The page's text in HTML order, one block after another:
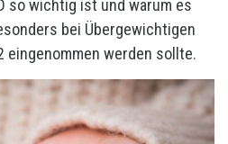
so wichtig ist und warum es
bei Übergewichtigen
eingenommen werden sollte.